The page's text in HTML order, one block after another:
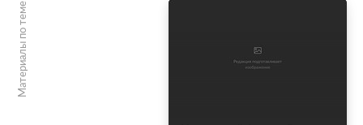
Материалы по теме